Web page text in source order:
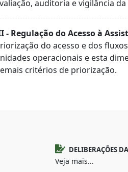
auditoria e vigilância
- Regulação do Acesso à
do acesso e dos
operacionais e esta
critérios de priorização.
DELIBERAÇÕES
Veja mais...